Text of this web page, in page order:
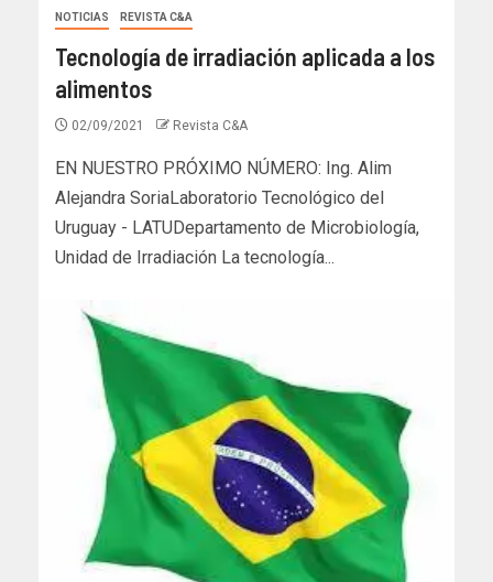
NOTICIAS REVISTA C&A
Tecnología de irradiación aplicada a los
alimentos
02/09/2021 Revista C&A
EN NUESTRO PRÓXIMO NÚMERO: Ing. Alim
Alejandra SoriaLaboratorio Tecnológico del
Uruguay - LATUDepartamento de Microbiología,
Unidad de Irradiación La tecnología...